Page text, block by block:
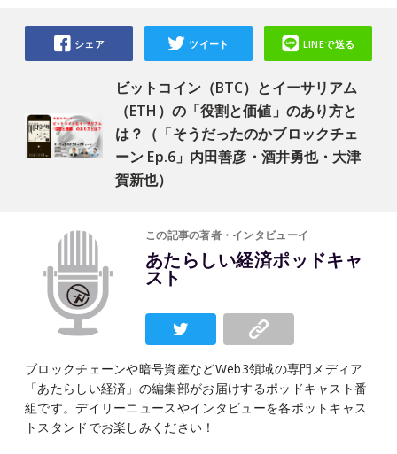
ビットコイン（BTC）とイーサリアム
（ETH）の「役割と価値」のあり方と
は？（「そうだったのかブロックチェ
ーン Ep.6」内田善彦・酒井勇也・大津
賀新也）
シェア ツイート LINEで送る
この記事の著者・インタビューイ
あたらしい経済ポッドキャ
スト
ブロックチェーンや暗号資産などWeb3領域の専門メディア
「あたらしい経済」の編集部がお届けするポッドキャスト番
組です。デイリーニュースやインタビューを各ポットキャス
トスタンドでお楽しみください！